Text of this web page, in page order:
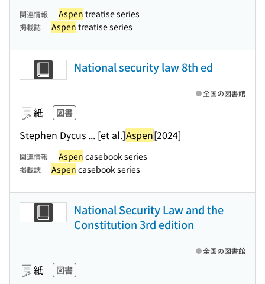
関連情報 Aspen treatise series
掲載誌 Aspen treatise series
National security law 8th ed
紙 図書
Stephen Dycus ... [et al.]Aspen[2024]
全国の図書館
関連情報 Aspen casebook series
掲載誌 Aspen casebook series
National Security Law and the
Constitution 3rd edition
紙 図書
全国の図書館